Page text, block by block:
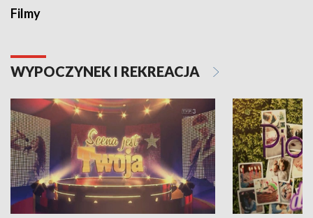
Filmy
WYPOCZYNEK I REKREACJA